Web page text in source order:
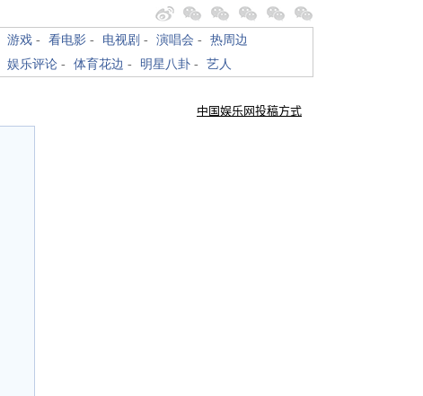
游戏 - 看电影 - 电视剧 - 演唱会 - 热周边
娱乐评论 - 体育花边 - 明星八卦 - 艺人